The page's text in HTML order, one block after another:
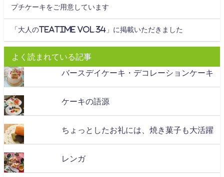
プチケーキをご用意しています
「大人のteatime Vol.34」に掲載いただきました
よく読まれている記事
バースデイケーキ・デコレーションケーキ
ケーキの語源
ちょっとしたお礼には、焼き菓子も大活躍
レンガ